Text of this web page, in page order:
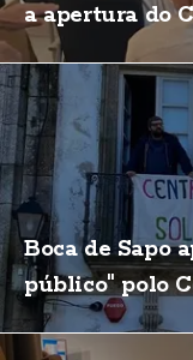
a apertura do
Boca de Sapo
público" polo